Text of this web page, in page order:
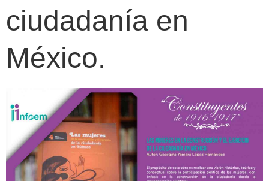
ciudadanía en
México.